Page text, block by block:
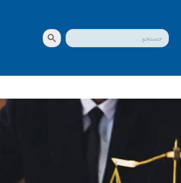
جستجو
برای:
دکمه جستجو